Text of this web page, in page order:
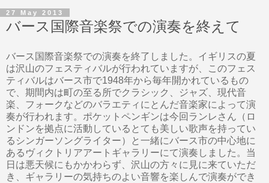
27 May 2013
バース国際音楽祭での演奏を終えて
バース国際音楽祭での演奏を終了しました。イギリスの夏
は沢山のフェスティバルが行われていますが、このフェス
ティバルはバース市で1948年から毎年開かれているもの
で、期間内は町の至る所でクラシック、ジャズ、現代音
楽、フォークなどのバラエティにとんだ音楽家によって演
奏が行われます。ポケットペンギンは今回ランレさん（ロ
ンドンを拠点に活動しているとても美しい歌声を持ってい
るシンガーソングライター）と一緒にバース市の中心地に
あるヴィクトリアアートギャラリーにて演奏しました。当
日は悪天候にもかかわらず、沢山の方々に見に来ていただ
き、ギャラリーの気持ちのよい音響を楽しんで演奏ができ